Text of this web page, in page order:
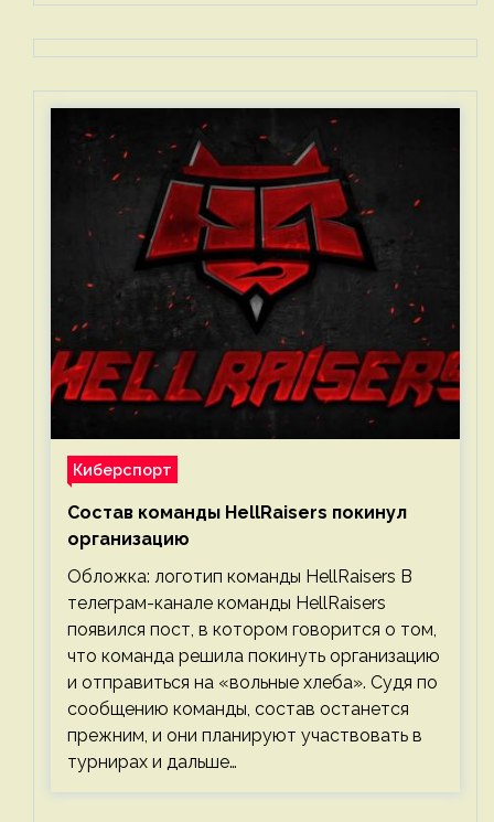
Киберспорт
Состав команды HellRaisers покинул
организацию
Обложка: логотип команды HellRaisers В
телеграм-канале команды HellRaisers
появился пост, в котором говорится о том,
что команда решила покинуть организацию
и отправиться на «вольные хлеба». Судя по
сообщению команды, состав останется
прежним, и они планируют участвовать в
турнирах и дальше…